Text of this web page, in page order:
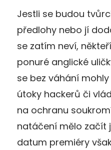
Jestli se budou
předlohy nebo jí
se zatím neví,
ponuré anglické
se bez váhání
útoky hackerů či
na ochranu
natáčení mělo začít
datum premiéry